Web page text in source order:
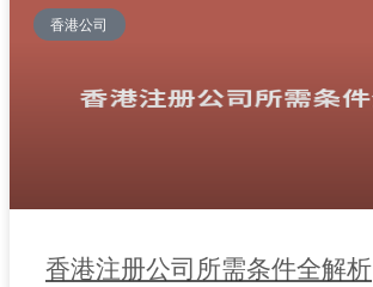
香港公司
香港注册公司所需条件全解析